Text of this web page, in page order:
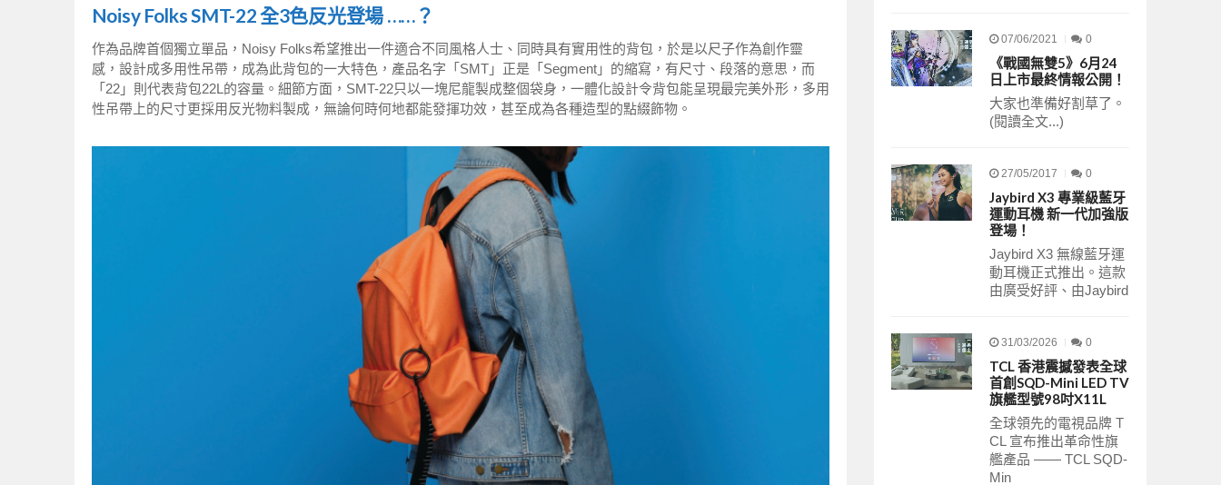
Noisy Folks SMT-22 全3色反光登場 ……？
作為品牌首個獨立單品，Noisy Folks希望推出一件適合不同風格人士、同時具有實用性的背包，於是以尺子作為創作靈
感，設計成多用性吊帶，成為此背包的一大特色，產品名字「SMT」正是「Segment」的縮寫，有尺寸、段落的意思，而
「22」則代表背包22L的容量。 細節方面，SMT-22只以一塊尼龍製成整個袋身，一體化設計令背包能呈現最完美外形，多用
性吊帶上的尺寸更採用反光物料製成，無論何時何地都能發揮功效，甚至成為各種造型的點綴飾物。
07/06/2021 0
《戰國無雙5》6月24
日上市最終情報公開！
大家也準備好割草了。
(閱讀全文...)
27/05/2017 0
Jaybird X3 專業級藍牙
運動耳機 新一代加強版
登場！
Jaybird X3 無線藍牙運
動耳機正式推出。這款
由廣受好評、由Jaybird
31/03/2026 0
TCL 香港震撼發表全球
首創SQD-Mini LED TV
旗艦型號98吋X11L
全球領先的電視品牌 T
CL 宣布推出革命性旗
艦產品 —— TCL SQD-
Min